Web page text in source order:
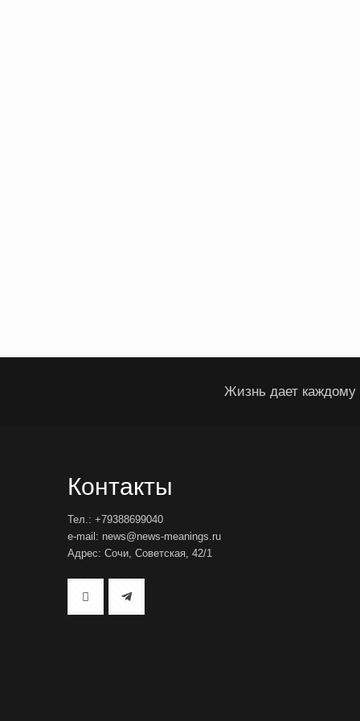
Жизнь дает
Контакты
Тел.: +79388699040
e-mail: news@news-meanings.ru
Адрес: Сочи, Советская, 42/1